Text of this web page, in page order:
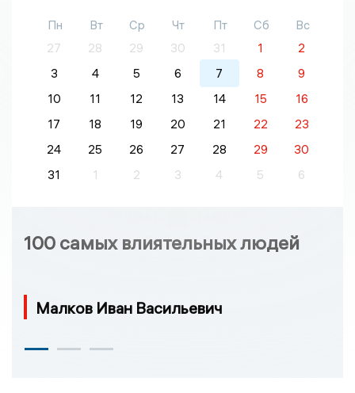
Пн Вт Ср Чт Пт Сб
Вс
27
28 29 30 31 1
2
3
4 5 6 7 8
9
10
11 12 13 14 15
16
17
18 19 20 21 22
23
24
25 26 27 28 29
30
31
1 2 3 4 5 6
100 самых влиятельных людей
Малков Иван Васильевич